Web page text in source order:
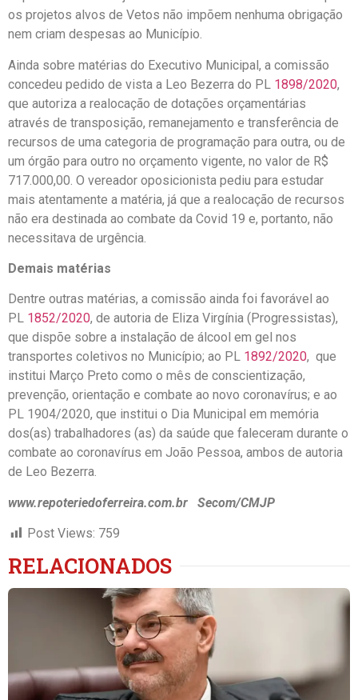
os projetos alvos de Vetos não impõem nenhuma obrigação
nem criam despesas ao Município.
Ainda sobre matérias do Executivo Municipal, a comissão
concedeu pedido de vista a Leo Bezerra do PL 1898/2020,
que autoriza a realocação de dotações orçamentárias
através de transposição, remanejamento e transferência de
recursos de uma categoria de programação para outra, ou de
um órgão para outro no orçamento vigente, no valor de R$
717.000,00. O vereador oposicionista pediu para estudar
mais atentamente a matéria, já que a realocação de recursos
não era destinada ao combate da Covid 19 e, portanto, não
necessitava de urgência.
Demais matérias
Dentre outras matérias, a comissão ainda foi favorável ao
PL 1852/2020, de autoria de Eliza Virgínia (Progressistas),
que dispõe sobre a instalação de álcool em gel nos
transportes coletivos no Município; ao PL 1892/2020, que
institui Março Preto como o mês de conscientização,
prevenção, orientação e combate ao novo coronavírus; e ao
PL 1904/2020, que institui o Dia Municipal em memória
dos(as) trabalhadores (as) da saúde que faleceram durante o
combate ao coronavírus em João Pessoa, ambos de autoria
de Leo Bezerra.
www.repoteriedoferreira.com.br Secom/CMJP
Post Views: 759
RELACIONADOS